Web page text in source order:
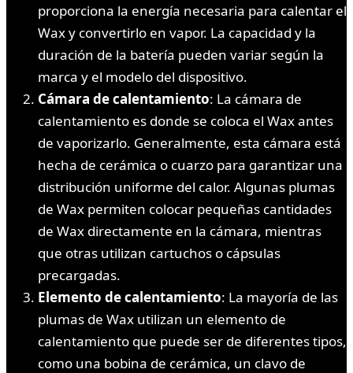
proporciona la energía necesaria para calentar el
Wax y convertirlo en vapor. La capacidad y la
duración de la batería pueden variar según la
marca y el modelo del dispositivo.
Cámara de calentamiento: La cámara de
calentamiento es donde se coloca el Wax antes
de vaporizarlo. Generalmente, esta cámara está
hecha de cerámica o cuarzo para garantizar una
distribución uniforme del calor. Algunas plumas
de Wax permiten colocar pequeñas cantidades
de Wax directamente en la cámara, mientras
que otras utilizan cartuchos o cápsulas
precargadas.
Elemento de calentamiento: La mayoría de las
plumas de Wax utilizan un elemento de
calentamiento que puede ser de diferentes tipos,
como una bobina de cerámica, un clavo de